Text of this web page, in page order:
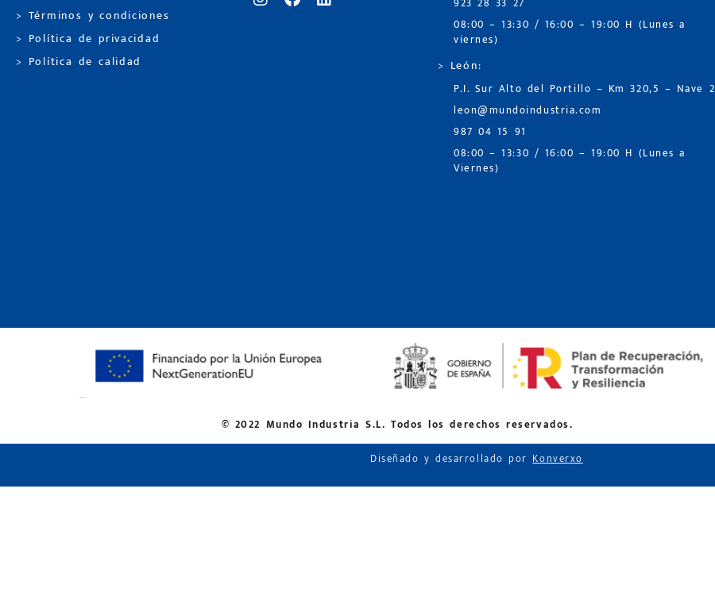
> Términos y condiciones
> Política de privacidad
> Política de calidad
923 28 33 27
08:00 – 13:30 / 16:00 – 19:00 H (Lunes a
viernes)
> León:
P.I. Sur Alto del Portillo – Km 320,5 – Nave 2
leon@mundoindustria.com
987 04 15 91
08:00 – 13:30 / 16:00 – 19:00 H (Lunes a
Viernes)
© 2022 Mundo Industria S.L. Todos los derechos reservados.
Diseñado y desarrollado porKonverxo